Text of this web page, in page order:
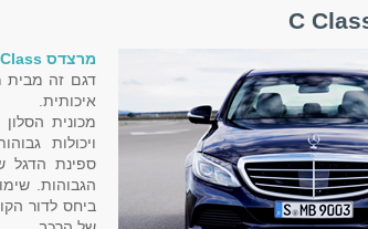
מרצדס C Class
דגם זה מבית
איכותית.
מכונית
ויכולות
הגבוהות.